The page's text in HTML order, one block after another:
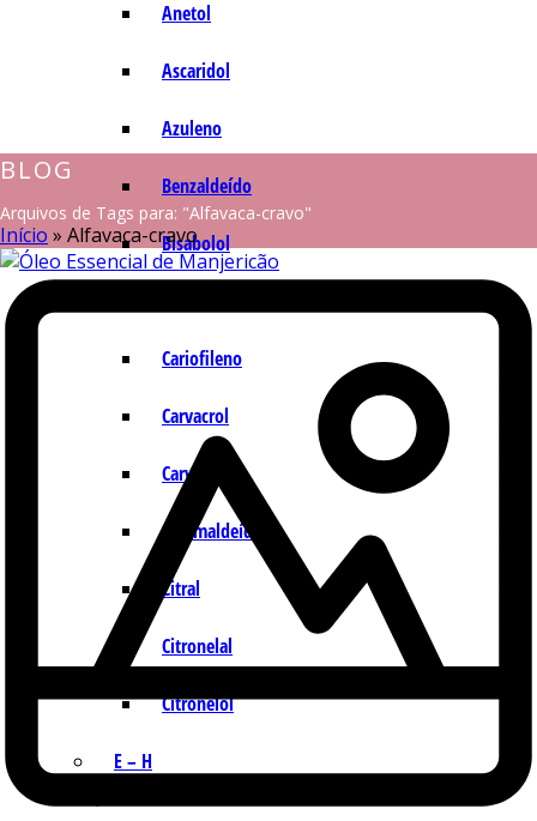
Anetol
Ascaridol
Azuleno
Benzaldeído
Bisabolol
Cariofileno
Carvacrol
Carvona
Cinamaldeído
Citral
Citronelal
Citronelol
E – H
BLOG
Arquivos de Tags para: "Alfavaca-cravo"
Início » Alfavaca-cravo